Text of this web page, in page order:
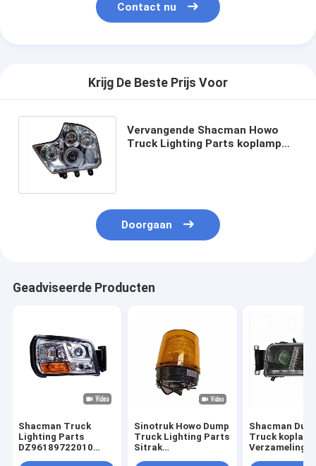
Contact nu
Krijg De Beste Prijs Voor
Vervangende Shacman Howo
Truck Lighting Parts koplamp
Doorgaan
Geadviseerde Producten
Shacman Truck
Lighting Parts
DZ96189722010
Sinotruk Howo Dump
Truck Lighting Parts
Sitrak
Shacman
Truck
Verzameling